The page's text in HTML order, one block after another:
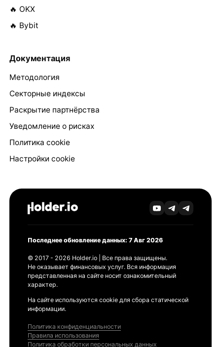
🔥 OKX
🔥 Bybit
Документация
Методология
Секторные индексы
Раскрытие партнёрства
Уведомление о рисках
Политика cookie
Настройки cookie
Последнее обновление данных: 7 Авг 2026
© 2017 - 2026 Holder.io | Все права защищены.
Не оказывает финансовых услуг. Вся информация
представленная на сайте носит ознакомительный
характер.
На сайте используются cookie для сбора статической
информации.
Политика конфиденциальности
Правила использования
Политика обработки персональных данных